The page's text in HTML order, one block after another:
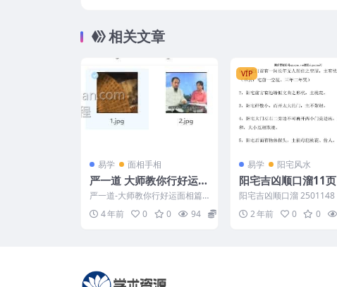
相关文章
易学 面相手相
严一道 大师教你行好运面
相篇免费下载
严一道-大师教你行好运面相篇
4 年前 0 0 94
VIP
易学 阳宅风水
阳宅吉凶顺口溜11页
阳宅吉凶顺口溜 2501148
2 年前
0 0